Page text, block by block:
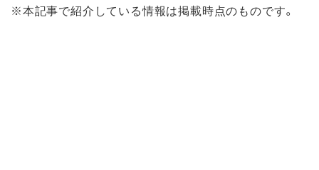
※本記事で紹介している情報は掲載時点のものです。